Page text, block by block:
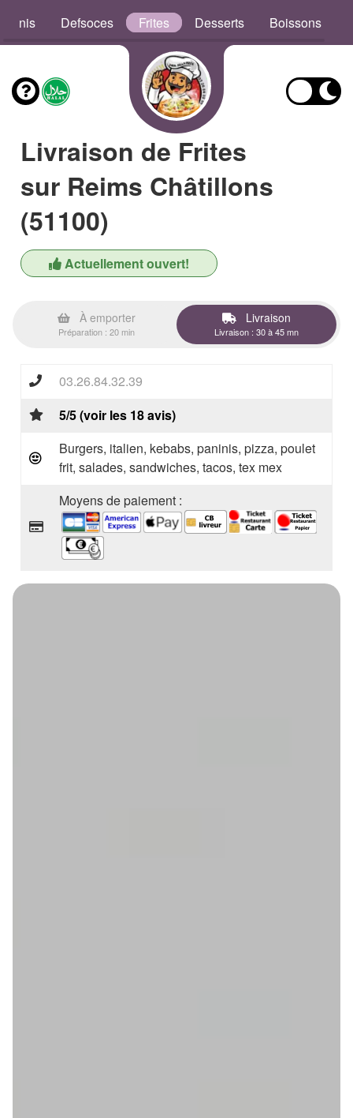
Defsoces Frites Desserts Boissons
Livraison de Frites
sur Reims Châtillons
(51100)
Actuellement ouvert!
À emporter
Préparation : 20 min
Livraison
Livraison : 30 à 45 mn
03.26.84.32.39
5/5 (voir les 18 avis)
Burgers, italien, kebabs, paninis, pizza, poulet
frit, salades, sandwiches, tacos, tex mex
Moyens de paiement :